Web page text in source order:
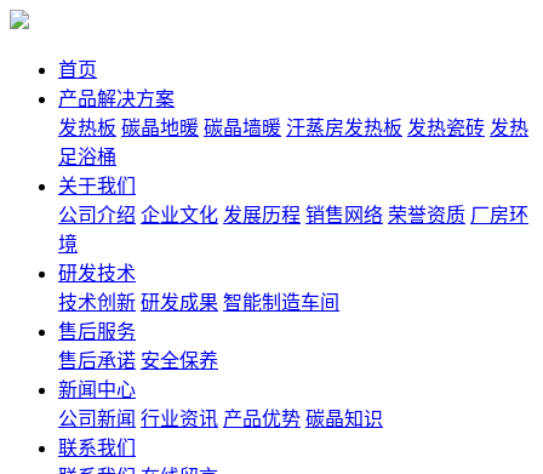
首页
产品解决方案
发热板 碳晶地暖 碳晶墙暖 汗蒸房发热板 发热瓷砖 发热
足浴桶
关于我们
公司介绍 企业文化 发展历程 销售网络 荣誉资质 厂房环
境
研发技术
技术创新 研发成果 智能制造车间
售后服务
售后承诺 安全保养
新闻中心
公司新闻 行业资讯 产品优势 碳晶知识
联系我们